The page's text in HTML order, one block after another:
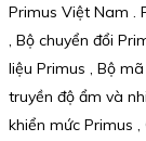
Primus Việt Nam .
, Bộ chuyển đổi
liệu Primus , Bộ
truyền độ ẩm và
khiển mức Primus